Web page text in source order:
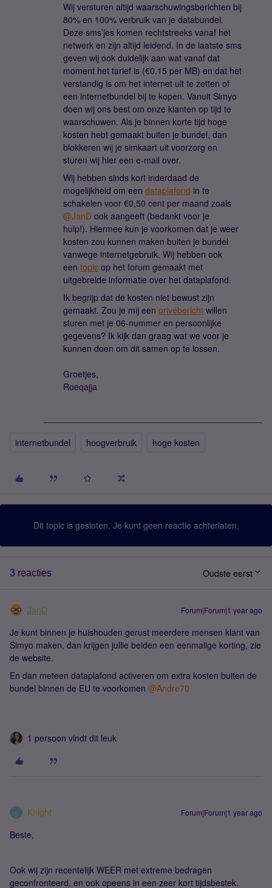
Wij versturen altijd waarschuwingsberichten bij
80% en 100% verbruik van je databundel.
Deze sms’jes komen rechtstreeks vanaf het
netwerk en zijn altijd leidend. In de laatste sms
geven wij ook duidelijk aan wat vanaf dat
moment het tarief is (€0.15 per MB) en dat het
verstandig is om het internet uit te zetten of
een internetbundel bij te kopen. Vanuit Simyo
doen wij ons best om onze klanten op tijd te
waarschuwen. Als je binnen korte tijd hoge
kosten hebt gemaakt buiten je bundel, dan
blokkeren wij je simkaart uit voorzorg en
sturen wij hier een e-mail over.
Wij hebben sinds kort inderdaad de
mogelijkheid om een dataplafond in te
schakelen voor €0,50 cent per maand zoals
@JanD ook aangeeft (bedankt voor je
hulp!). Hiermee kun je voorkomen dat je weer
kosten zou kunnen maken buiten je bundel
vanwege internetgebruik. Wij hebben ook
een topic op het forum gemaakt met
uitgebreide informatie over het dataplafond.
Ik begrijp dat de kosten niet bewust zijn
gemaakt. Zou je mij een privébericht willen
sturen met je 06-nummer en persoonlijke
gegevens? Ik kijk dan graag wat we voor je
kunnen doen om dit samen op te lossen.
Groetjes,
Roeqajja
internetbundel hoogverbruik hoge kosten
Dit topic is gesloten. Je kunt geen reactie achterlaten.
3 reacties Oudste eerst
JanD Forum|Forum|1 year ago
Je kunt binnen je huishouden gerust meerdere mensen klant van
Simyo maken, dan krijgen jullie beiden een eenmalige korting, zie
de website.
En dan meteen dataplafond activeren om extra kosten buiten de
bundel binnen de EU te voorkomen @Andre70
1 persoon vindt dit leuk
K Knight Forum|Forum|1 year ago
Beste,
Ook wij zijn recentelijk WEER met extreme bedragen
geconfronteerd, en ook opeens in een zeer kort tijdsbestek.